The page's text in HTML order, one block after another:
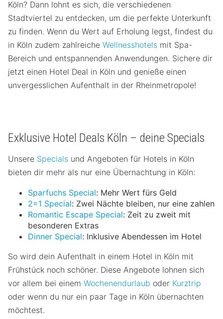
Köln? Dann lohnt es sich, die verschiedenen
Stadtviertel zu entdecken, um die perfekte Unterkunft
zu finden. Wenn du Wert auf Erholung legst, findest du
in Köln zudem zahlreiche Wellnesshotels mit Spa-
Bereich und entspannenden Anwendungen. Sichere dir
jetzt einen Hotel Deal in Köln und genieße einen
unvergesslichen Aufenthalt in der Rheinmetropole!
Exklusive Hotel Deals Köln – deine Specials
Unsere Specials und Angeboten für Hotels in Köln
bieten dir mehr als nur eine Übernachtung in Köln:
Sparfuchs Special: Mehr Wert fürs Geld
2=1 Special: Zwei Nächte bleiben, nur eine zahlen
Romantic Escape Special: Zeit zu zweit mit
besonderen Extras
Dinner Special: Inklusive Abendessen im Hotel
So wird dein Aufenthalt in einem Hotel in Köln mit
Frühstück noch schöner. Diese Angebote lohnen sich
vor allem bei einem Wochenendurlaub oder Kurztrip
oder wenn du nur ein paar Tage in Köln übernachten
möchtest.